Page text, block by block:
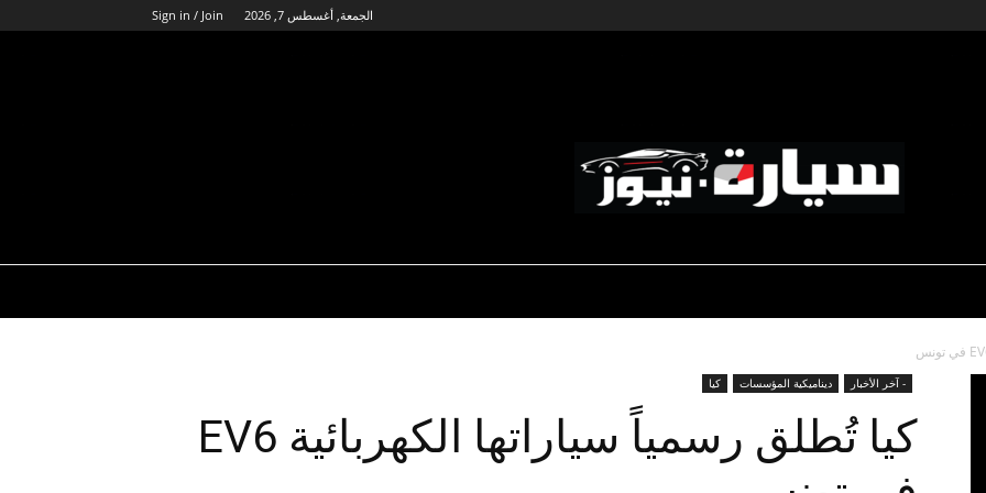
الجمعة, أغسطس 7, 2026 Sign in / Join
- آخر الأخبار ديناميكية المؤسسات كيا
كيا تُطلق رسمياً سياراتها الكهربائية EV6